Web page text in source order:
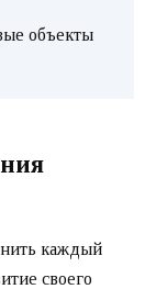
объекты
каждый
своего